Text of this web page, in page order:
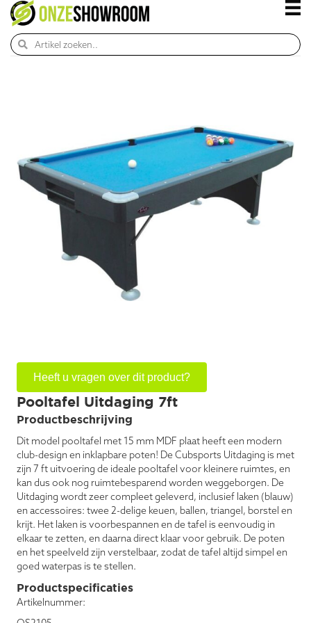
Productspecificaties
Artikelnummer:
Heeft u vragen over dit product?
Pooltafel Uitdaging 7ft
Productbeschrijving
Dit model pooltafel met 15 mm MDF plaat heeft een modern
club-design en inklapbare poten! De Cubsports Uitdaging is met
zijn 7 ft uitvoering de ideale pooltafel voor kleinere ruimtes, en
kan dus ook nog ruimtebesparend worden weggeborgen. De
Uitdaging wordt zeer compleet geleverd, inclusief laken (blauw)
en accessoires: twee 2-delige keuen, ballen, triangel, borstel en
krijt. Het laken is voorbespannen en de tafel is eenvoudig in
elkaar te zetten, en daarna direct klaar voor gebruik. De poten
en het speelveld zijn verstelbaar, zodat de tafel altijd simpel en
goed waterpas is te stellen.